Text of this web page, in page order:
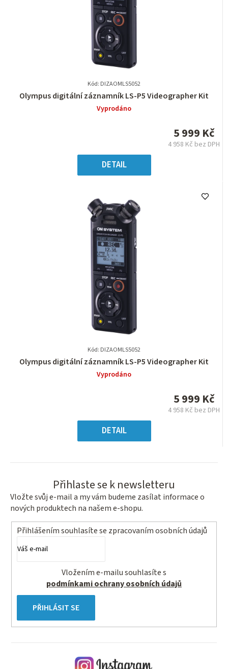
Kód: DIZAOMLS5052
Průměrné
hodnocení
5
hvězdiček.
Olympus digitální záznamník LS-P5 Videographer Kit
Vyprodáno
5 999 Kč
4 958 Kč bez DPH
DETAIL
Kód: DIZAOMLS5052
Průměrné
hodnocení
5
hvězdiček.
Olympus digitální záznamník LS-P5 Videographer Kit
Vyprodáno
5 999 Kč
4 958 Kč bez DPH
DETAIL
Přihlaste se k newsletteru
Vložte svůj e-mail a my vám budeme zasílat informace o
nových produktech na našem e-shopu.
Přihlášením souhlasíte se zpracovaním osobních údajů
podmínkami ochrany osobních údajů
PŘIHLÁSIT SE